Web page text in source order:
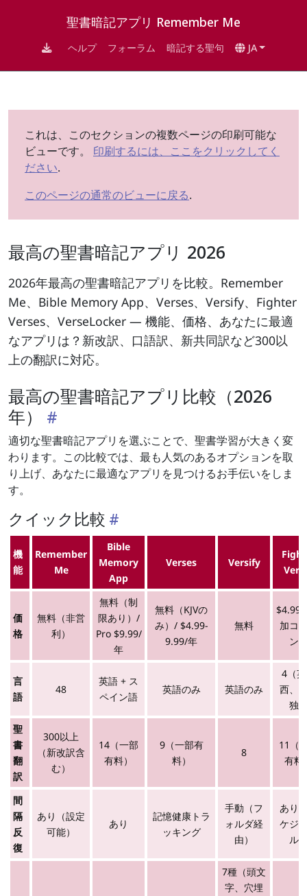
聖書暗記アプリ Remember Me
ヘルプ フォーラム 暗記する聖句 JA
これは、このセクションの複数ページの印刷可能な
ビューです。 印刷するには、ここをクリックしてく
ださい.
このページの通常のビューに戻る.
最高の聖書暗記アプリ 2026
2026年最高の聖書暗記アプリを比較。Remember
Me、Bible Memory App、Verses、Versify、Fighter
Verses、VerseLocker — 機能、価格、あなたに最適
なアプリは？新改訳、口語訳、新共同訳など300以
上の翻訳に対応。
最高の聖書暗記アプリ比較（2026
年）
適切な聖書暗記アプリを選ぶことで、聖書学習が大きく変
わります。この比較では、最も人気のあるオプションを取
り上げ、あなたに最適なアプリを見つけるお手伝いをしま
す。
クイック比較
機
能
Remember
Me
Bible
Memory
App
Verses Versify
価
格
無料（非営
利）
無料（制
限あり）/
Pro $9.99/
年
無料（KJVの
み）/ $4.99-
9.99/年
無料
$4.99
加コ
ン
言
語
48
英語 + ス
ペイン語
英語のみ 英語のみ
4（
西、
独
聖
書
翻
訳
300以上
（新改訳含
む）
14（一部
有料）
9（一部有
料）
8
11（
有料
間
隔
反
復
あり（設定
可能）
あり
記憶健康トラ
ッキング
手動（フ
ォルダ経
由）
あり
ケジ
ル
7種（頭文
字、穴埋